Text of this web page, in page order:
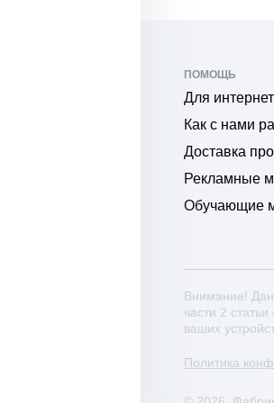
ПОМОЩЬ
Для
Как с нами
Доставка
Рекламные
Обучающие
Внимание!
части 2
ваших
Политика